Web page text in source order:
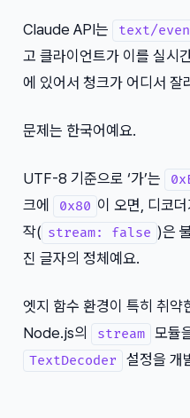
Claude API는 text/
고 클라이언트가 이를 실시
에 있어서 청크가 어디서 잘
문제는 한국어예요.
UTF-8 기준으로 ‘가’는
크에
0x80 이 오면, 디코
작( stream: false )은
진 글자의 정체예요.
엣지 함수 환경이 특히 취
Node.js의
stream 모듈
TextDecoder 설정을 개